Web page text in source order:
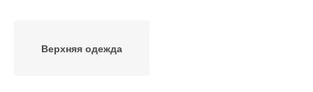
Верхняя одежда